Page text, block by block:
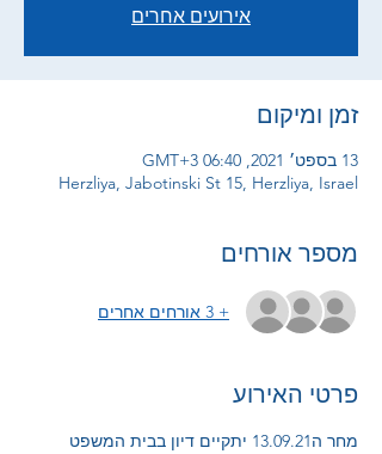
אירועים אחרים
זמן ומיקום
13 בספט׳ 2021, 06:40 GMT‎+3‎
Herzliya, Jabotinski St 15, Herzliya, Israel
מספר אורחים
+ 3 אורחים אחרים
פרטי האירוע
מחר ה13.09.21 יתקיים דיון בבית המשפט